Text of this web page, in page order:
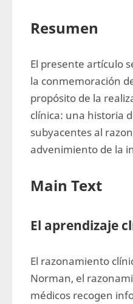
Resumen
El presente artículo
la conmemoración
propósito de la
clínica: una historia
subyacentes al
advenimiento de la
Main Text
El aprendizaje
El razonamiento
Norman, el
médicos recogen